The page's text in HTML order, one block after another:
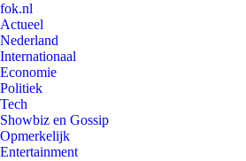
fok.nl
Actueel
Nederland
Internationaal
Economie
Politiek
Tech
Showbiz en Gossip
Opmerkelijk
Entertainment